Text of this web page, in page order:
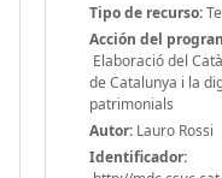
Tipo de recurso:
Acción del
Elaboració del
de Catalunya i la
patrimonials
Autor: Lauro Rossi
Identificador: